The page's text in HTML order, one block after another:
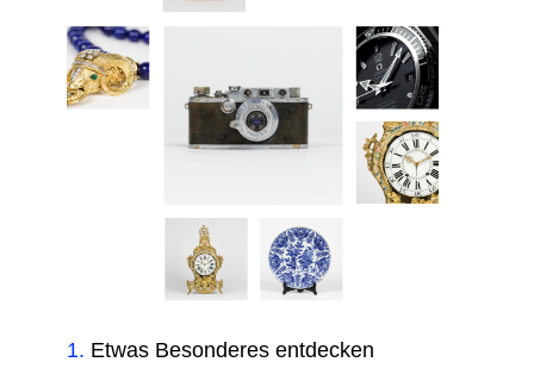
1. Etwas Besonderes entdecken